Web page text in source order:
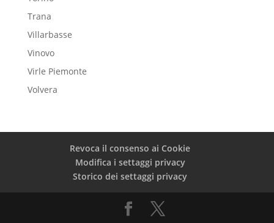
Trana
Villarbasse
Vinovo
Virle Piemonte
Volvera
Revoca il consenso ai Cookie
Modifica i settaggi privacy
Storico dei settaggi privacy